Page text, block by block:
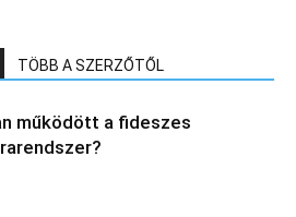
TÖBB A SZERZŐTŐL
működött a fideszes